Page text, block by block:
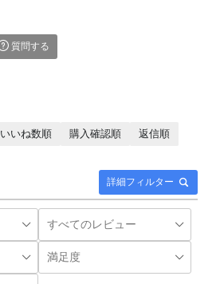
質問する
詳細フィルター
いいね数順 購入確認順
返信順